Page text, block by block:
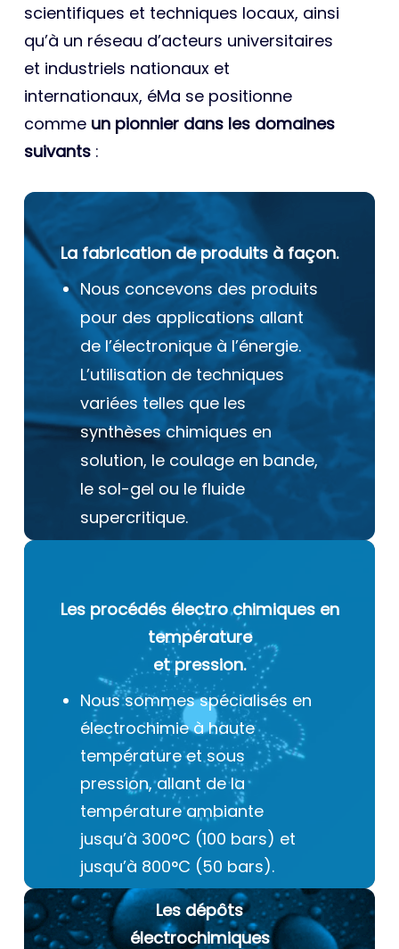
scientifiques et techniques locaux, ainsi
qu’à un réseau d’acteurs universitaires
et industriels nationaux et
internationaux, éMa se positionne
comme un pionnier dans les domaines
suivants :
La fabrication de produits à façon.
Nous concevons des produits
pour des applications allant
de l’électronique à l’énergie.
L’utilisation de techniques
variées telles que les
synthèses chimiques en
solution, le coulage en bande,
le sol-gel ou le fluide
supercritique.
Les procédés électro chimiques en
température
et pression.
Nous sommes spécialisés en
électrochimie à haute
température et sous
pression, allant de la
température ambiante
jusqu’à 300°C (100 bars) et
jusqu’à 800°C (50 bars).
Les dépôts
électrochimiques